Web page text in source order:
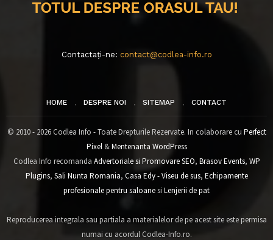
Contactați-ne: contact@codlea-info.ro
HOME DESPRE NOI SITEMAP CONTACT
© 2010 - 2026 Codlea Info - Toate Drepturile Rezervate. In colaborare cu Perfect
Pixel&Mentenanta WordPress
Codlea Info recomanda Advertoriale si Promovare SEO, Brasov Events, WP
Plugins, Sali Nunta Romania, Casa Edy - Viseu de sus, Echipamente
profesionale pentru saloanesi Lenjerii de pat
Reproducerea integrala sau partiala a materialelor de pe acest site este permisa
numai cu acordul Codlea-Info.ro.